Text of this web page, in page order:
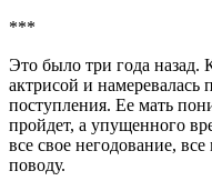
***
Это было три года назад.
актрисой и
поступления. Ее мать
пройдет, а упущенного
все свое негодование,
поводу.